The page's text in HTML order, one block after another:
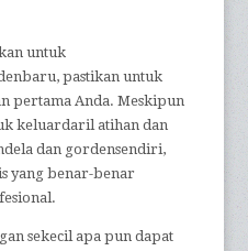
untuk
pastikan untuk
pertama Anda. Meskipun
keluardaril atihan dan
dan gordensendiri,
yang benar-benar
sekecil apa pun dapat